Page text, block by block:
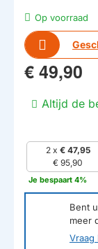
Op voorraad
€ 49,90
Altijd de
2 x € 47,95
€ 95,90
Je bespaart 4%
Bent
meer
Vraag